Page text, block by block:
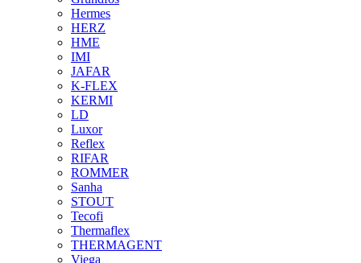
Hermes
HERZ
HME
IMI
JAFAR
K-FLEX
KERMI
LD
Luxor
Reflex
RIFAR
ROMMER
Sanha
STOUT
Tecofi
Thermaflex
THERMAGENT
Viega